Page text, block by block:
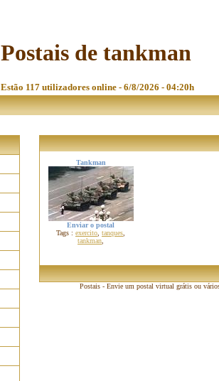
Postais de tankman
Estão 117 utilizadores online - 6/8/2026 - 04:20h
Tankman
Enviar o postal
Tags : exercito tanques
tankman
Postais - Envie um postal virtual grátis ou